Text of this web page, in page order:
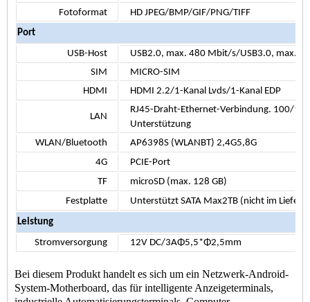
Fotoformat
HD JPEG/BMP/GIF/PNG/TIFF
Port
USB-Host
USB2.0, max. 480 Mbit/s/USB3.0, max.
SIM
MICRO-SIM
HDMI
HDMI 2.2/1-Kanal Lvds/1-Kanal EDP
LAN
RJ45-Draht-Ethernet-Verbindung. 100/
Unterstützung
WLAN/Bluetooth
AP6398S (WLANBT) 2,4G5,8G
4G
PCIE-Port
TF
microSD (max. 128 GB)
Festplatte
Unterstützt SATA Max2TB (nicht im
Leistung
Stromversorgung
12V DC/3AΦ5,5*Φ2,5mm
Bei diesem Produkt handelt es sich um ein Netzwerk-Android-
System-Motherboard, das für intelligente Anzeigeterminals,